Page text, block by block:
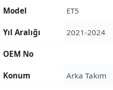
Model ET5
Yıl Aralığı 2021-2024
OEM No
Konum Arka Takım